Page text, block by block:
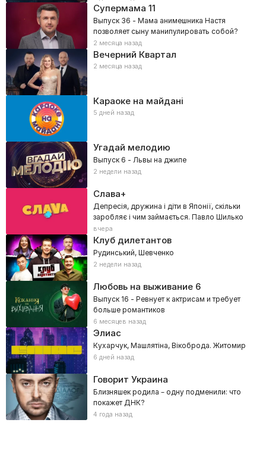
Супермама 11
Выпуск 36 - Мама анимешника Настя
позволяет сыну манипулировать собой?
2 месяца назад
Вечерний Квартал
2 месяца назад
Караоке на майдані
5 дней назад
Угадай мелодию
Выпуск 6 - Львы на джипе
2 недели назад
Слава+
Депресія, дружина і діти в Японії, скільки
заробляє і чим займається. Павло Шилько
вчера
Клуб дилетантов
Рудинський, Шевченко
2 недели назад
Любовь на выживание6
Выпуск 16 - Ревнует к актрисам и требует
больше романтиков
6 месяцев назад
Элиас
Кухарчук, Машлятіна, Вікоброда. Житомир
6 дней назад
Говорит Украина
Близняшек родила – одну подменили: что
покажет ДНК?
4 года назад